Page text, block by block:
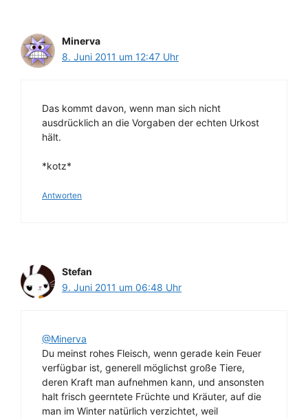
Minerva
8. Juni 2011 um 12:47 Uhr
Das kommt davon, wenn man sich nicht
ausdrücklich an die Vorgaben der echten Urkost
hält.
*kotz*
Antworten
Stefan
9. Juni 2011 um 06:48 Uhr
@Minerva
Du meinst rohes Fleisch, wenn gerade kein Feuer
verfügbar ist, generell möglichst große Tiere,
deren Kraft man aufnehmen kann, und ansonsten
halt frisch geerntete Früchte und Kräuter, auf die
man im Winter natürlich verzichtet, weil